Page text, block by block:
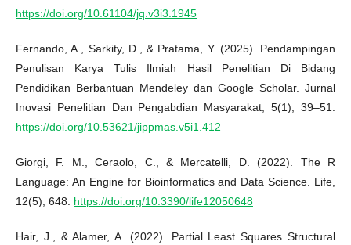
https://doi.org/10.61104/jq.v3i3.1945
Fernando, A., Sarkity, D., & Pratama, Y. (2025). Pendampingan
Penulisan Karya Tulis Ilmiah Hasil Penelitian Di Bidang
Pendidikan Berbantuan Mendeley dan Google Scholar. Jurnal
Inovasi Penelitian Dan Pengabdian Masyarakat, 5(1), 39–51.
https://doi.org/10.53621/jippmas.v5i1.412
Giorgi, F. M., Ceraolo, C., & Mercatelli, D. (2022). The R
Language: An Engine for Bioinformatics and Data Science. Life,
12(5), 648. https://doi.org/10.3390/life12050648
Hair, J., & Alamer, A. (2022). Partial Least Squares Structural